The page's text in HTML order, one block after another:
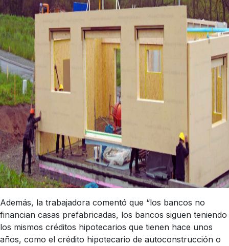
Además, la trabajadora comentó que “los bancos no
financian casas prefabricadas, los bancos siguen teniendo
los mismos créditos hipotecarios que tienen hace unos
años, como el crédito hipotecario de autoconstrucción o